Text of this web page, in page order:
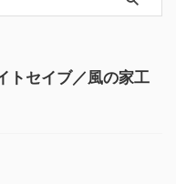
トセイブ／風の家工